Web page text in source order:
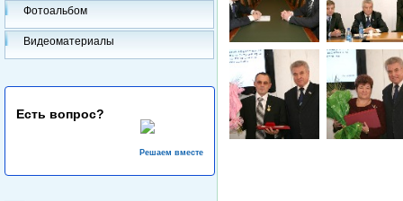
Фотоальбом
Видеоматериалы
Есть вопрос?
Решаем вместе